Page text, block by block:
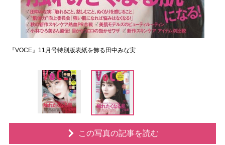
『VOCE』11月号特別版表紙を飾る田中みな実
この写真の記事を読む